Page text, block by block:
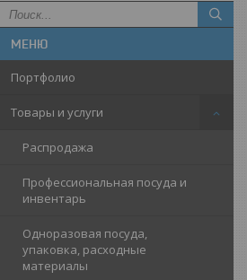
Портфолио
Товары и услуги
Распродажа
Профессиональная посуда и
инвентарь
Одноразовая посуда,
упаковка, расходные
материалы